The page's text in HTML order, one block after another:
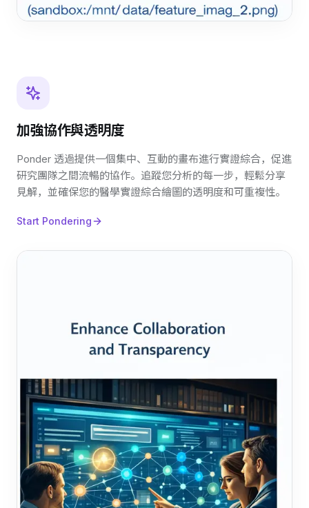
加強協作與透明度
Ponder 透過提供一個集中、互動的畫布進行實證綜合，促進
研究團隊之間流暢的協作。追蹤您分析的每一步，輕鬆分享
見解，並確保您的醫學實證綜合繪圖的透明度和可重複性。
Start Pondering